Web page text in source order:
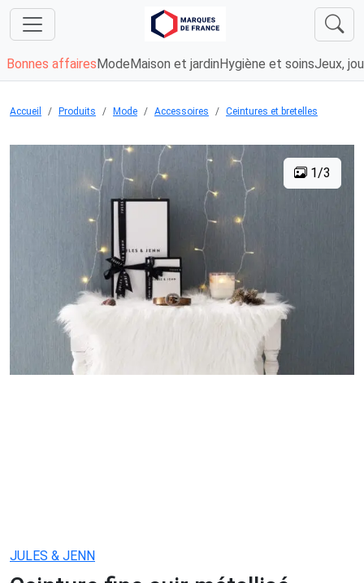
Bonnes affaires Mode Maison et jardin Hygiène et soinsJeux,
Accueil Produits Mode Accessoires Ceintures et bretelles
1/3
JULES & JENN